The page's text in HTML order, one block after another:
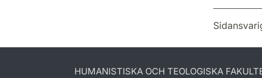
HUMANISTISKA OCH TEOLOGISKA